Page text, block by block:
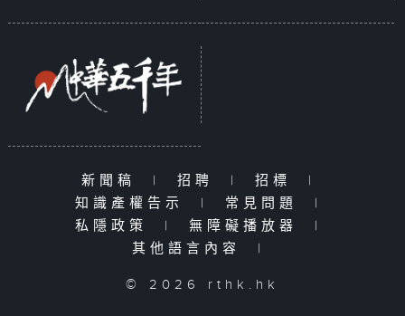
新聞稿 | 招聘 | 招標
|
知識產權告示
| 常見問題
|
私隱政策
| 無障礙播放器
|
其他語言內容
|
© 2026 rthk.hk